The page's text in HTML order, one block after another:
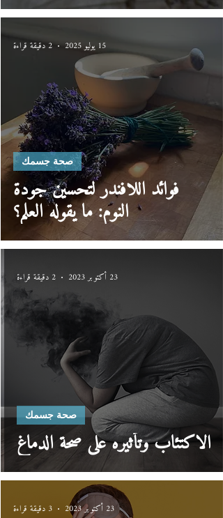
فوائد اللافندر لتحسين جودة
النوم: ما يقوله العلم؟
صحة جسمك
15 يوليو 2025 2 دقيقة قراءة
الاكتئاب وتأثيره على صحة الدماغ
صحة جسمك
23 أكتوبر 2023 2 دقيقة قراءة
23 أكتوبر 2023 3 دقيقة قراءة